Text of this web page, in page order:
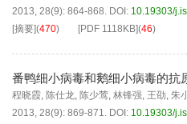
2013, 28(9): 864-868. DOI: 10.19303/
[摘要](470) [PDF 1118KB](46)
番鸭细小病毒和鹅细小病毒的抗
程晓霞, 陈仕龙, 陈少莺, 林锋强, 王劭, 朱
2013, 28(9): 869-871. DOI: 10.19303/